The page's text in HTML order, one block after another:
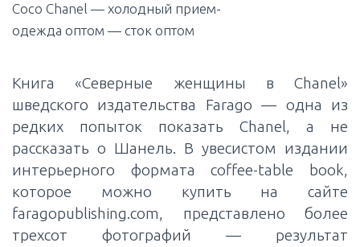
Coco Chanel — холодный прием-
одежда оптом — сток оптом
Книга «Северные женщины в Chanel»
шведского издательства Farago — одна из
редких попыток показать Chanel, а не
рассказать о Шанель. В увесистом издании
интерьерного формата coffee-table book,
которое можно купить на сайте
faragopublishing.com, представлено более
трехсот фотографий — результат